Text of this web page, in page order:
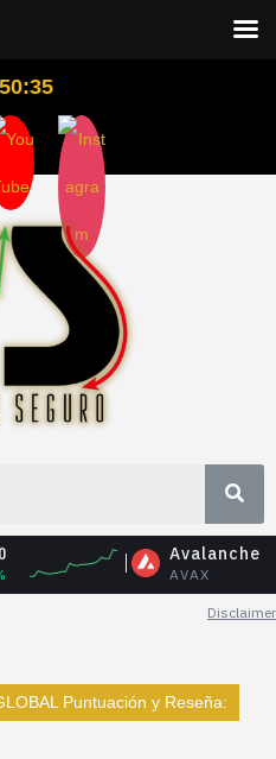
Avalanche
AVAX
$USD
Disclaimer
Puntuación y Reseña: